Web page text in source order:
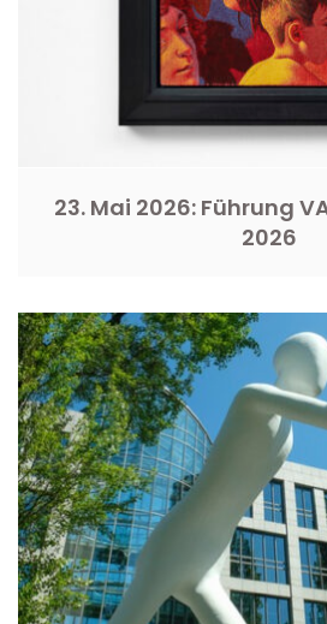
23. Mai 2026: Führung
2026